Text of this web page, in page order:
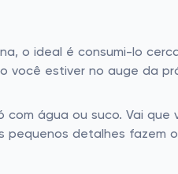
o ideal é consumi-lo
estiver no auge da
água ou suco. Vai
pequenos detalhes